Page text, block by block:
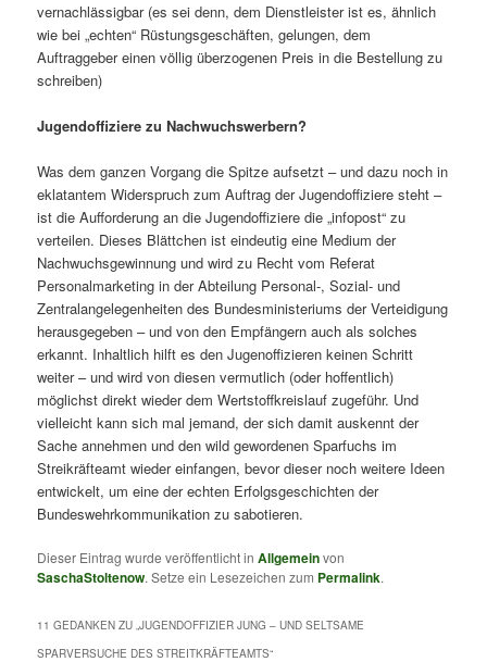
vernachlässigbar (es sei denn, dem Dienstleister ist es, ähnlich
wie bei „echten“ Rüstungsgeschäften, gelungen, dem
Auftraggeber einen völlig überzogenen Preis in die Bestellung zu
schreiben)
Jugendoffiziere zu Nachwuchswerbern?
Was dem ganzen Vorgang die Spitze aufsetzt – und dazu noch in
eklatantem Widerspruch zum Auftrag der Jugendoffiziere steht –
ist die Aufforderung an die Jugendoffiziere die „infopost“ zu
verteilen. Dieses Blättchen ist eindeutig eine Medium der
Nachwuchsgewinnung und wird zu Recht vom Referat
Personalmarketing in der Abteilung Personal-, Sozial- und
Zentralangelegenheiten des Bundesministeriums der Verteidigung
herausgegeben – und von den Empfängern auch als solches
erkannt. Inhaltlich hilft es den Jugenoffizieren keinen Schritt
weiter – und wird von diesen vermutlich (oder hoffentlich)
möglichst direkt wieder dem Wertstoffkreislauf zugeführ. Und
vielleicht kann sich mal jemand, der sich damit auskennt der
Sache annehmen und den wild gewordenen Sparfuchs im
Streikräfteamt wieder einfangen, bevor dieser noch weitere Ideen
entwickelt, um eine der echten Erfolgsgeschichten der
Bundeswehrkommunikation zu sabotieren.
Dieser Eintrag wurde veröffentlicht inAllgemeinvon
SaschaStoltenow. Setze ein Lesezeichen zum Permalink.
11 GEDANKEN ZU „JUGENDOFFIZIER JUNG – UND SELTSAME
SPARVERSUCHE DES STREITKRÄFTEAMTS“